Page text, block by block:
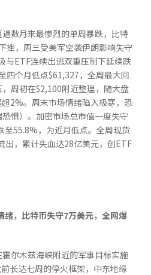
数月来最惨烈的单周暴跌，比特
挫，周三受美军空袭伊朗影响失守
与ETF连续出逃双重压制下延续跌
四个月低点$61,327，全周最大回
周初在$2,100附近整理，随大盘
2%。周末市场情绪陷入极寒，恐
惧）。加密市场总市值一度失守
至55.8%，为近月低点。全周现货
出，累计失血达28亿美元，创ETF
绪，比特币失守7万美元，全网爆
尔木兹海峡附近的军事目标实施
长达七周的停火框架，中东地缘